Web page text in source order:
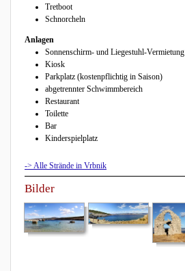
Tretboot
Schnorcheln
Anlagen
Sonnenschirm- und Liegestuhl-Vermietung
Kiosk
Parkplatz (kostenpflichtig in Saison)
abgetrennter Schwimmbereich
Restaurant
Toilette
Bar
Kinderspielplatz
-> Alle Strände in Vrbnik
Bilder